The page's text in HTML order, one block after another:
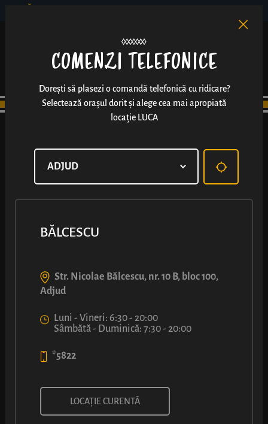
PIZZA CU ȘUNCĂ ȘI CIUPERCI
COMENZI TELEFONICE
Dorești să plasezi o comandă telefonică cu ridicare?
Selectează orașul dorit și alege cea mai apropiată
locație LUCA
BĂLCESCU
Str. Nicolae Bălcescu, nr. 10 B, bloc 100,
Adjud
Luni - Vineri: 6:30 - 20:00
Sâmbătă - Duminică: 7:30 - 20:00
*5822
LOCAȚIE CURENTĂ